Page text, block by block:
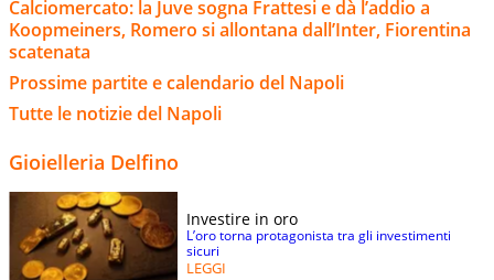
Calciomercato: la Juve sogna Frattesi e dà l’addio a
Koopmeiners, Romero si allontana dall’Inter, Fiorentina
scatenata
Prossime partite e calendario del Napoli
Tutte le notizie del Napoli
Gioielleria Delfino
Investire in oro
L’oro torna protagonista tra gli investimenti
sicuri
LEGGI